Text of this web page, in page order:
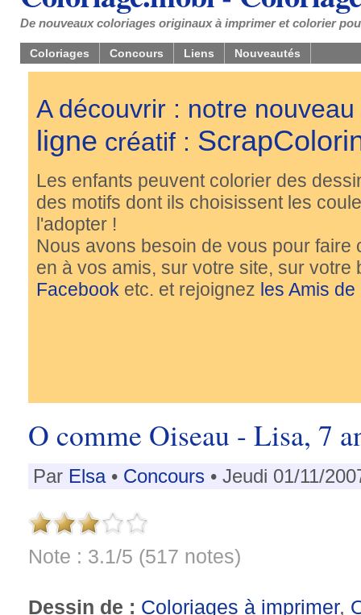
De nouveaux coloriages originaux à imprimer et colorier
Coloriages Concours Liens Nouveautés
A découvrir : notre
ligne créatif :
Les enfants peuvent colorier des
des motifs dont ils choisissent les
l'adopter !
Nous avons besoin de vous pour
en à vos amis, sur votre site, sur
Facebook etc. et rejoignez les Amis
O comme Oiseau - Lisa, 7
Par Elsa• Concours • Jeudi 01/11/
Note : 3.1/5 (517 notes)
Dessin de : Coloriages à imprimer,